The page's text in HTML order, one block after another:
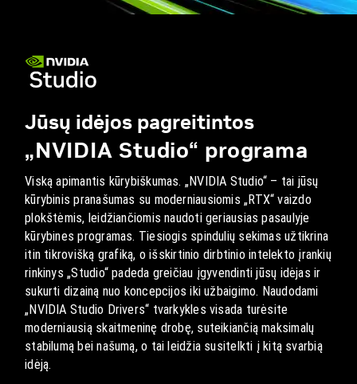
Jūsų idėjos pagreitintos
„NVIDIA Studio“ programa
Viską apimantis kūrybiškumas. „NVIDIA Studio“ – tai jūsų
kūrybinis pranašumas su moderniausiomis „RTX“ vaizdo
plokštėmis, leidžiančiomis naudoti geriausias pasaulyje
kūrybines programas. Tiesiogis spindulių sekimas užtikrina
itin tikrovišką grafiką, o išskirtinio dirbtinio intelekto įrankių
rinkinys „Studio“ padeda greičiau įgyvendinti jūsų idėjas ir
sukurti dizainą nuo koncepcijos iki užbaigimo. Naudodami
„NVIDIA Studio Drivers“ tvarkykles visada turėsite
moderniausią skaitmeninę drobę, suteikiančią maksimalų
stabilumą bei našumą, o tai leidžia susitelkti į kitą svarbią
idėją.